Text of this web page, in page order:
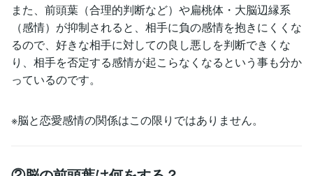
また、前頭葉（合理的判断など）や扁桃体・大脳辺縁系
（感情）が抑制されると、相手に負の感情を抱きにくくな
るので、好きな相手に対しての良し悪しを判断できくな
り、相手を否定する感情が起こらなくなるという事も分か
っているのです。
※脳と恋愛感情の関係はこの限りではありません。